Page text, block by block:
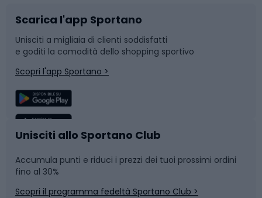
Bushcraft
Corsa
Sport di squadra
Caschi da ciclismo
Skitouring
Slitte e slittini
Snowboard
Camminata nordica
Nuoto
Pattinaggio
Scarica l'app Sportano
Unisciti a migliaia di clienti soddisfatti
e goditi la comodità dello shopping sportivo
Scopri l'app Sportano >
Unisciti allo Sportano Club
Accumula punti e riduci i prezzi dei tuoi prossimi ordini
fino al 30%
Scopri il programma fedeltà Sportano Club >